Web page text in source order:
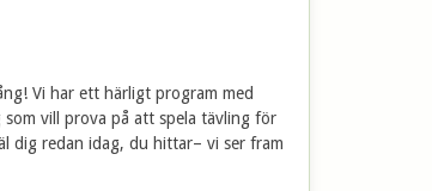
Vi har ett härligt program med
vill prova på att spela tävling för
dig redan idag, du hittar– vi ser fram